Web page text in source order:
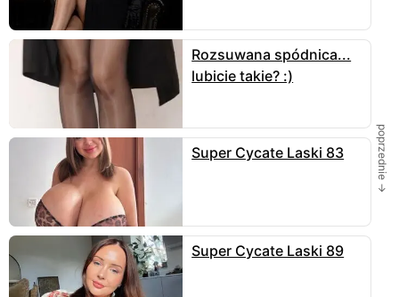
8 czerwca
zzzz
zgrabna dupcia nic tylko mocne klapsy dawać
6 czerwca
Rozsuwana spódnica...
lubicie takie? :)
Super Cycate Laski 83
Super Cycate Laski 89
poprzednie →